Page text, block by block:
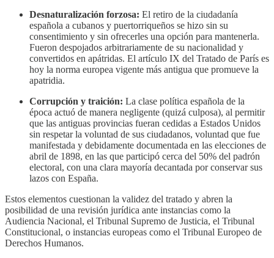
Desnaturalización forzosa: El retiro de la ciudadanía
española a cubanos y puertorriqueños se hizo sin su
consentimiento y sin ofrecerles una opción para mantenerla.
Fueron despojados arbitrariamente de su nacionalidad y
convertidos en apátridas. El artículo IX del Tratado de París es
hoy la norma europea vigente más antigua que promueve la
apatridia.
Corrupción y traición: La clase política española de la
época actuó de manera negligente (quizá culposa), al permitir
que las antiguas provincias fueran cedidas a Estados Unidos
sin respetar la voluntad de sus ciudadanos, voluntad que fue
manifestada y debidamente documentada en las elecciones de
abril de 1898, en las que participó cerca del 50% del padrón
electoral, con una clara mayoría decantada por conservar sus
lazos con España.
Estos elementos cuestionan la validez del tratado y abren la
posibilidad de una revisión jurídica ante instancias como la
Audiencia Nacional, el Tribunal Supremo de Justicia, el Tribunal
Constitucional, o instancias europeas como el Tribunal Europeo de
Derechos Humanos.